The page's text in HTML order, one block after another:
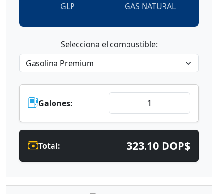
GLP GAS NATURAL
Selecciona el combustible:
Galones:
Total: 323.10 DOP$